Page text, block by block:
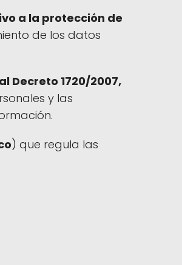
a la protección de
de los datos
Decreto 1720/2007,
y las
) que regula las